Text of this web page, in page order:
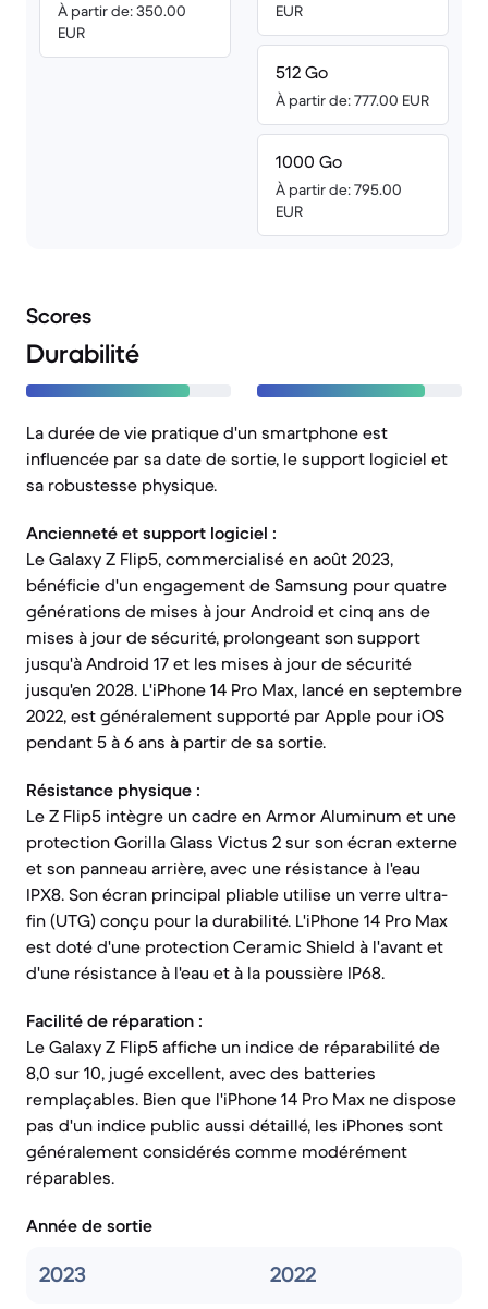
À partir de: 350.00
EUR
EUR
512 Go
À partir de: 777.00 EUR
1000 Go
À partir de: 795.00
EUR
Scores
Durabilité
La durée de vie pratique d'un smartphone est
influencée par sa date de sortie, le support logiciel et
sa robustesse physique.
Ancienneté et support logiciel :
Le Galaxy Z Flip5, commercialisé en août 2023,
bénéficie d'un engagement de Samsung pour quatre
générations de mises à jour Android et cinq ans de
mises à jour de sécurité, prolongeant son support
jusqu'à Android 17 et les mises à jour de sécurité
jusqu'en 2028. L'iPhone 14 Pro Max, lancé en septembre
2022, est généralement supporté par Apple pour iOS
pendant 5 à 6 ans à partir de sa sortie.
Résistance physique :
Le Z Flip5 intègre un cadre en Armor Aluminum et une
protection Gorilla Glass Victus 2 sur son écran externe
et son panneau arrière, avec une résistance à l'eau
IPX8. Son écran principal pliable utilise un verre ultra-
fin (UTG) conçu pour la durabilité. L'iPhone 14 Pro Max
est doté d'une protection Ceramic Shield à l'avant et
d'une résistance à l'eau et à la poussière IP68.
Facilité de réparation :
Le Galaxy Z Flip5 affiche un indice de réparabilité de
8,0 sur 10, jugé excellent, avec des batteries
remplaçables. Bien que l'iPhone 14 Pro Max ne dispose
pas d'un indice public aussi détaillé, les iPhones sont
généralement considérés comme modérément
réparables.
Année de sortie
2023 2022